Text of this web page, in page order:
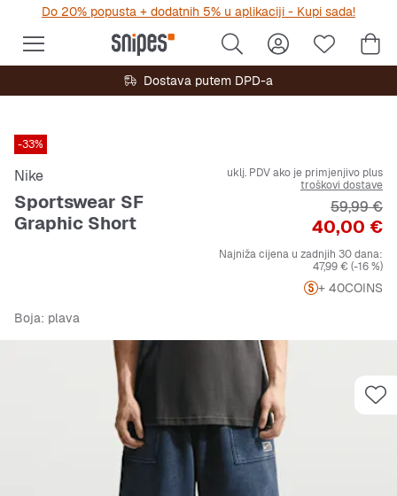
Do 20% popusta + dodatnih 5% u aplikaciji - Kupi sada!
Dostava putem DPD-a
-33%
Nike
Sportswear SF
Graphic Short
uklj. PDV ako je primjenjivo plus
troškovi dostave
Cijena
40,00 €
59,99 €
Najniža cijena u zadnjih 30 dana:
47,99 € (-16 %)
+ 40COINS
Boja: plava